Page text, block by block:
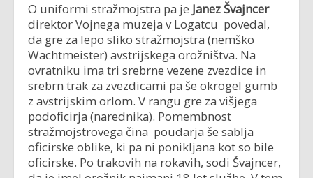
O uniformi stražmojstra pa je Janez Švajncer
direktor Vojnega muzeja v Logatcu povedal,
da gre za lepo sliko stražmojstra (nemško
Wachtmeister) avstrijskega orožništva. Na
ovratniku ima tri srebrne vezene zvezdice in
srebrn trak za zvezdicami pa še okrogel gumb
z avstrijskim orlom. V rangu gre za višjega
podoficirja (narednika). Pomembnost
stražmojstrovega čina poudarja še sablja
oficirske oblike, ki pa ni ponikljana kot so bile
oficirske. Po trakovih na rokavih, sodi Švajncer,